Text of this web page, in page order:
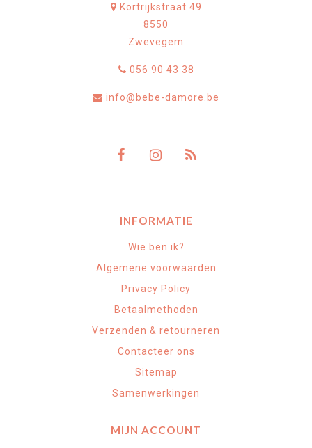
Kortrijkstraat 49
8550
Zwevegem
056 90 43 38
info@bebe-damore.be
INFORMATIE
Wie ben ik?
Algemene voorwaarden
Privacy Policy
Betaalmethoden
Verzenden & retourneren
Contacteer ons
Sitemap
Samenwerkingen
MIJN ACCOUNT